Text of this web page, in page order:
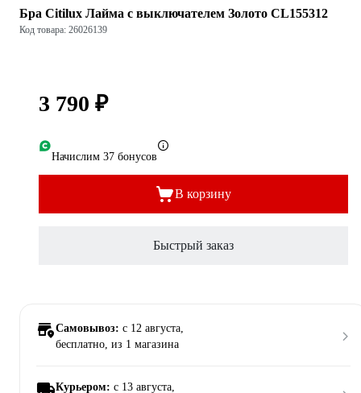
Бра Citilux Лайма с выключателем Золото CL155312
Код товара: 26026139
3 790 ₽
Начислим 37 бонусов
В корзину
Быстрый заказ
Самовывоз: c 12 августа,
бесплатно, из 1 магазина
Курьером: c 13 августа,